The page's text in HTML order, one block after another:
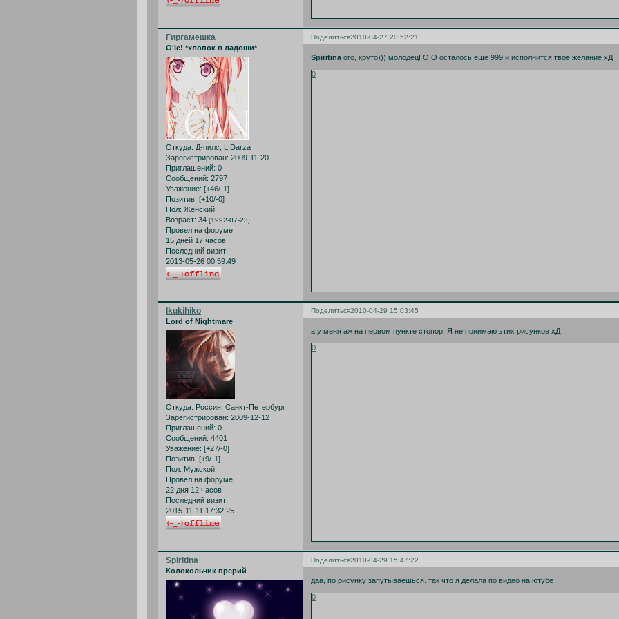
Поделиться2010-04-27 20:52:21
Гиргамешка
O'le! *хлопок в ладоши*
Откуда: Д-пилс, L.Darza
Зарегистрирован: 2009-11-20
Приглашений: 0
Сообщений: 2797
Уважение: [+46/-1]
Позитив: [+10/-0]
Пол: Женский
Возраст: 34 [1992-07-23]
Провел на форуме:
15 дней 17 часов
Последний визит:
2013-05-26 00:59:49
Spiritina ого, круто))) молодец! О,О осталось ещё 999 и исполнится твоё желание хД
0
Поделиться2010-04-29 15:03:45
Ikukihiko
Lord of Nightmare
Откуда: Россия, Санкт-Петербург
Зарегистрирован: 2009-12-12
Приглашений: 0
Сообщений: 4401
Уважение: [+27/-0]
Позитив: [+9/-1]
Пол: Мужской
Провел на форуме:
22 дня 12 часов
Последний визит:
2015-11-11 17:32:25
а у меня аж на первом пункте стопор. Я не понимаю этих рисунков хД
0
Поделиться2010-04-29 15:47:22
Spiritina
Колокольчик прерий
даа, по рисунку запутываешься. так что я делала по видео на ютубе
0